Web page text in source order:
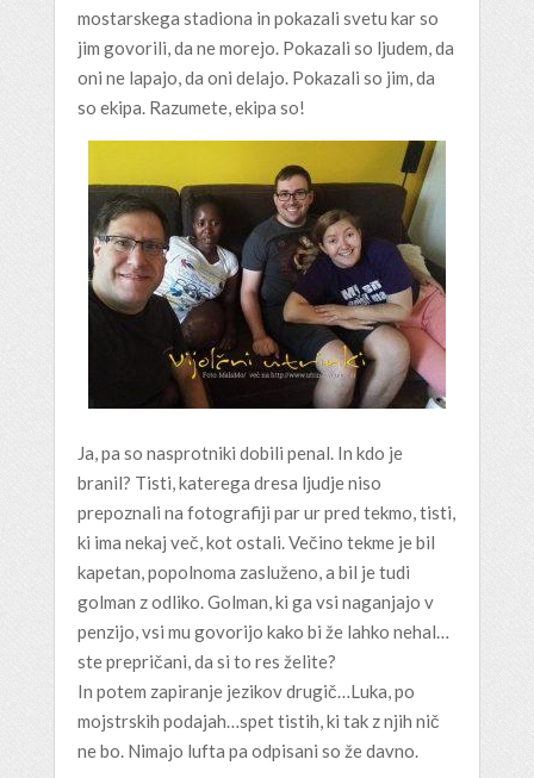
mostarskega stadiona in pokazali svetu kar so
jim govorili, da ne morejo. Pokazali so ljudem, da
oni ne lapajo, da oni delajo. Pokazali so jim, da
so ekipa. Razumete, ekipa so!
Ja, pa so nasprotniki dobili penal. In kdo je
branil? Tisti, katerega dresa ljudje niso
prepoznali na fotografiji par ur pred tekmo, tisti,
ki ima nekaj več, kot ostali. Večino tekme je bil
kapetan, popolnoma zasluženo, a bil je tudi
golman z odliko. Golman, ki ga vsi naganjajo v
penzijo, vsi mu govorijo kako bi že lahko nehal…
ste prepričani, da si to res želite?
In potem zapiranje jezikov drugič…Luka, po
mojstrskih podajah…spet tistih, ki tak z njih nič
ne bo. Nimajo lufta pa odpisani so že davno.